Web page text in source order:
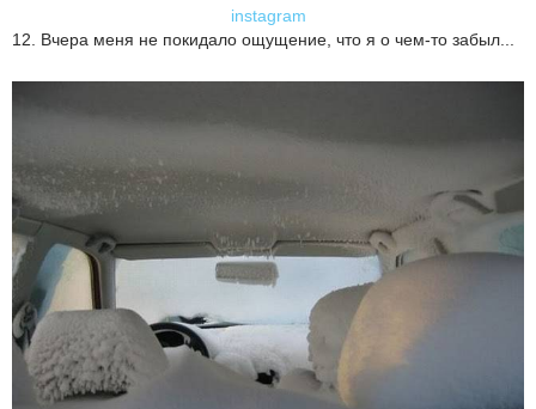
instagram
12. Вчера меня не покидало ощущение, что я о чем-то забыл...